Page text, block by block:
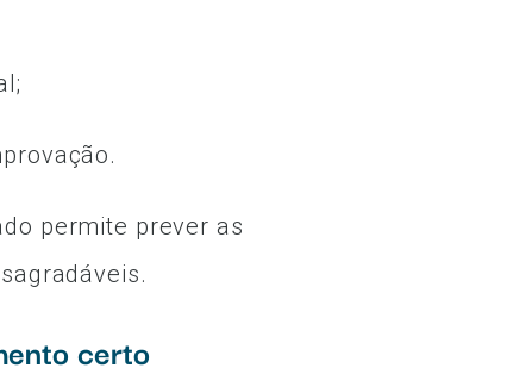
permite prever as
certo